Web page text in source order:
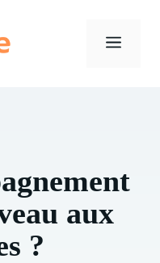
Menu
aux
?